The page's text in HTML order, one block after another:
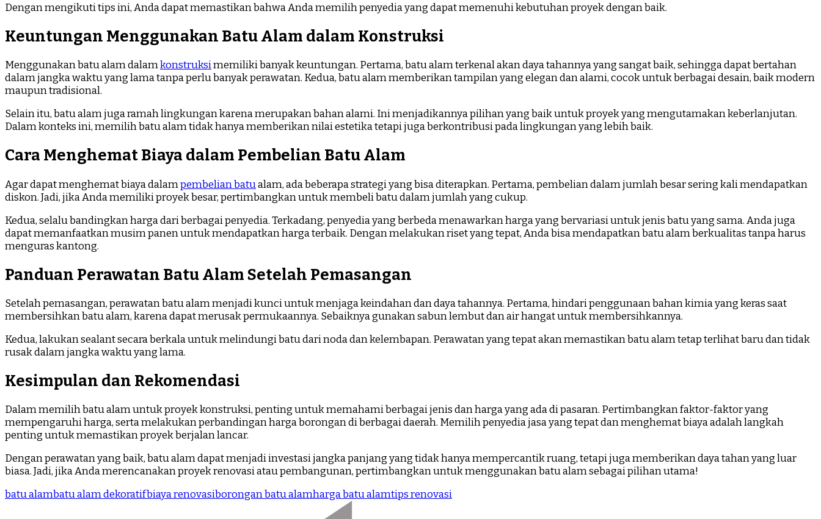
Dengan mengikuti tips ini, Anda dapat memastikan bahwa Anda memilih penyedia yang dapat memenuhi kebutuhan proyek dengan baik.
Keuntungan Menggunakan Batu Alam dalam Konstruksi
Menggunakan batu alam dalamkonstruksimemiliki banyak keuntungan. Pertama, batu alam terkenal akan daya tahannya yang sangat baik, sehingga dapat bertahan
dalam jangka waktu yang lama tanpa perlu banyak perawatan. Kedua, batu alam memberikan tampilan yang elegan dan alami, cocok untuk berbagai desain, baik modern
maupun tradisional.
Selain itu, batu alam juga ramah lingkungan karena merupakan bahan alami. Ini menjadikannya pilihan yang baik untuk proyek yang mengutamakan keberlanjutan.
Dalam konteks ini, memilih batu alam tidak hanya memberikan nilai estetika tetapi juga berkontribusi pada lingkungan yang lebih baik.
Cara Menghemat Biaya dalam Pembelian Batu Alam
Agar dapat menghemat biaya dalampembelian batualam, ada beberapa strategi yang bisa diterapkan. Pertama, pembelian dalam jumlah besar sering kali mendapatkan
diskon. Jadi, jika Anda memiliki proyek besar, pertimbangkan untuk membeli batu dalam jumlah yang cukup.
Kedua, selalu bandingkan harga dari berbagai penyedia. Terkadang, penyedia yang berbeda menawarkan harga yang bervariasi untuk jenis batu yang sama. Anda juga
dapat memanfaatkan musim panen untuk mendapatkan harga terbaik. Dengan melakukan riset yang tepat, Anda bisa mendapatkan batu alam berkualitas tanpa harus
menguras kantong.
Panduan Perawatan Batu Alam Setelah Pemasangan
Setelah pemasangan, perawatan batu alam menjadi kunci untuk menjaga keindahan dan daya tahannya. Pertama, hindari penggunaan bahan kimia yang keras saat
membersihkan batu alam, karena dapat merusak permukaannya. Sebaiknya gunakan sabun lembut dan air hangat untuk membersihkannya.
Kedua, lakukan sealant secara berkala untuk melindungi batu dari noda dan kelembapan. Perawatan yang tepat akan memastikan batu alam tetap terlihat baru dan tidak
rusak dalam jangka waktu yang lama.
Kesimpulan dan Rekomendasi
Dalam memilih batu alam untuk proyek konstruksi, penting untuk memahami berbagai jenis dan harga yang ada di pasaran. Pertimbangkan faktor-faktor yang
mempengaruhi harga, serta melakukan perbandingan harga borongan di berbagai daerah. Memilih penyedia jasa yang tepat dan menghemat biaya adalah langkah
penting untuk memastikan proyek berjalan lancar.
Dengan perawatan yang baik, batu alam dapat menjadi investasi jangka panjang yang tidak hanya mempercantik ruang, tetapi juga memberikan daya tahan yang luar
biasa. Jadi, jika Anda merencanakan proyek renovasi atau pembangunan, pertimbangkan untuk menggunakan batu alam sebagai pilihan utama!
batu alambatu alam dekoratifbiaya renovasiborongan batu alamharga batu alamtips renovasi